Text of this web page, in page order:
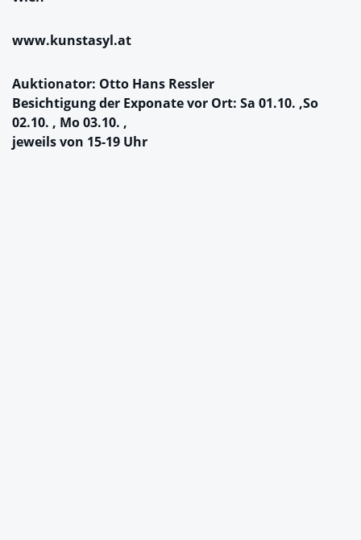
www.kunstasyl.at
Auktionator: Otto Hans Ressler
Besichtigung der Exponate vor Ort: Sa 01.10. ,So
02.10. , Mo 03.10. ,
jeweils von 15-19 Uhr